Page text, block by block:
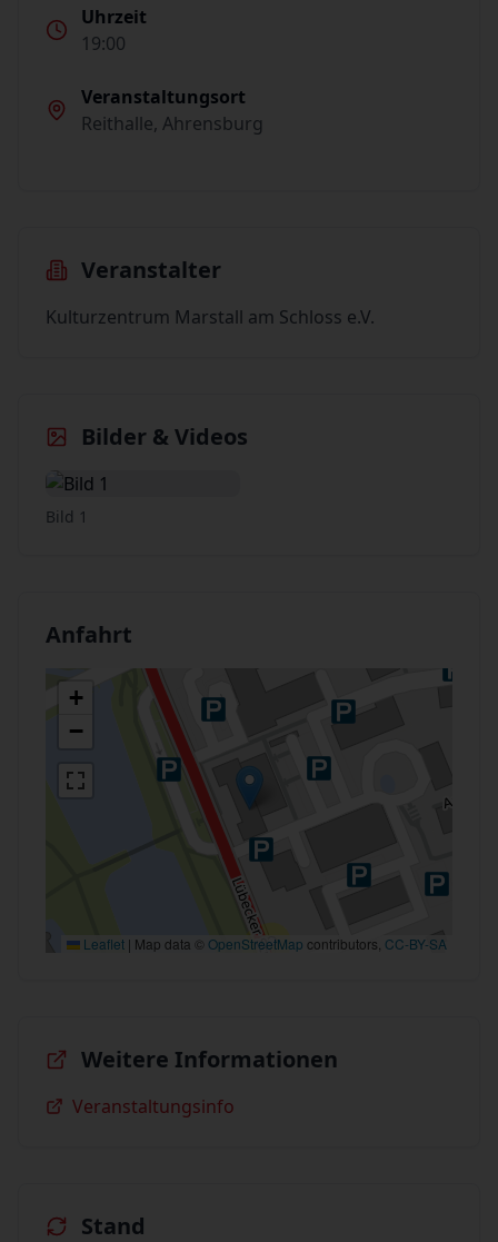
Uhrzeit
19:00
Veranstaltungsort
Reithalle, Ahrensburg
Veranstalter
Kulturzentrum Marstall am Schloss e.V.
Bilder & Videos
Bild 1
Anfahrt
+
−
Leaflet | Map data © OpenStreetMap contributors, CC-BY-SA
Weitere Informationen
Veranstaltungsinfo
Stand